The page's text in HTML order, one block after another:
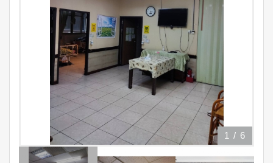
1 / 6